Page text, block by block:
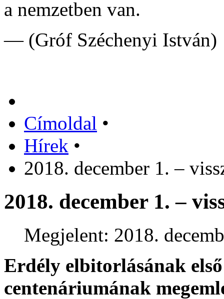
a nemzetben van.
— (Gróf Széchenyi István)
Címoldal •
Hírek •
2018. december 1. –
2018. december 1. –
Megjelent: 2018.
Erdély elbitorlásának
centenáriumának